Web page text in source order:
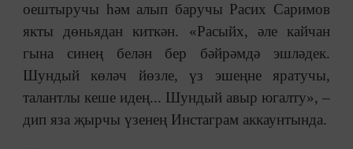
оештыручы һәм алып баручы Расих Саримов
якты дөньядан киткән. «Расыйх, әле кайчан
гына синең белән бер бәйрәмдә эшләдек.
Шундый көләч йөзле, үз эшеңне яратучы,
талантлы кеше идең... Шундый авыр югалту», –
дип яза җырчы үзенең Инстаграм аккаунтында.